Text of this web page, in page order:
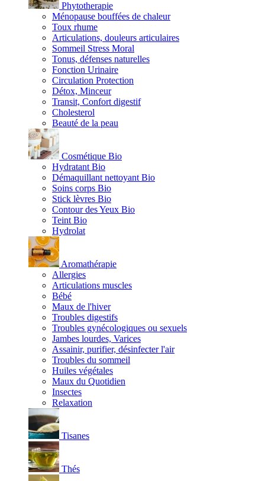
Phytotherapie
Ménopause bouffées de chaleur
Toux rhume
Articulations, douleurs articulaires
Sommeil Stress Moral
Tonus, défenses naturelles
Fonction Urinaire
Circulation Protection
Détox, Minceur
Transit, Confort digestif
Cholesterol
Beauté de la peau
Cosmétique Bio
Hydratant Bio
Démaquillant nettoyant Bio
Soins corps Bio
Stick lèvres Bio
Contour des Yeux Bio
Teint Bio
Hydrolat
Aromathérapie
Allergies
Articulations muscles
Bébé
Maux de l'hiver
Troubles digestifs
Troubles gynécologiques ou sexuels
Jambes lourdes, Varices
Assainir, purifier, désinfecter l'air
Troubles du sommeil
Huiles végétales
Maux du Quotidien
Insectes
Relaxation
Tisanes
Thés